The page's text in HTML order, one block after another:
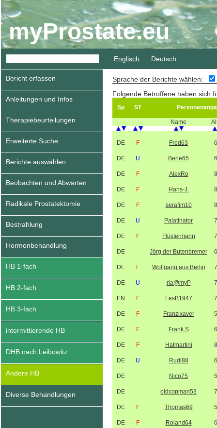
myProstate.eu
Englisch Deutsch
Bericht erfassen
Anleitungen und Infos
Therapiebeurteilungen
Erweiterte Suche
Berichte auswählen
Beobachten und Abwarten
Radikale Prostatektomie
Bestrahlung
Hormonbehandlung
HB 1-fach
HB 2-fach
HB 3-fach
intermittierende HB
DHB nach Leibowitz
Andere HB
Diverse Behandlungen
Sprache der Berichte wählen:
Folgende Betroffene haben sich
Sp ST
Name
DE F Fred63
DE U Berle65
DE F AlexRo
DE F Hans-J.
DE F serafim10
DE U Palatinator
DE F Flüstermann
DE Jörg der Butenbremer
DE F Wolfgang aus Berlin
DE U rla@myP
EN F LesB1947
DE F Franzlxaver
DE F Frank.S
DE F Hatmartini
DE U Rudi88
DE Nico75
DE oldcopman53
DE F Thomas69
DE F Roland64